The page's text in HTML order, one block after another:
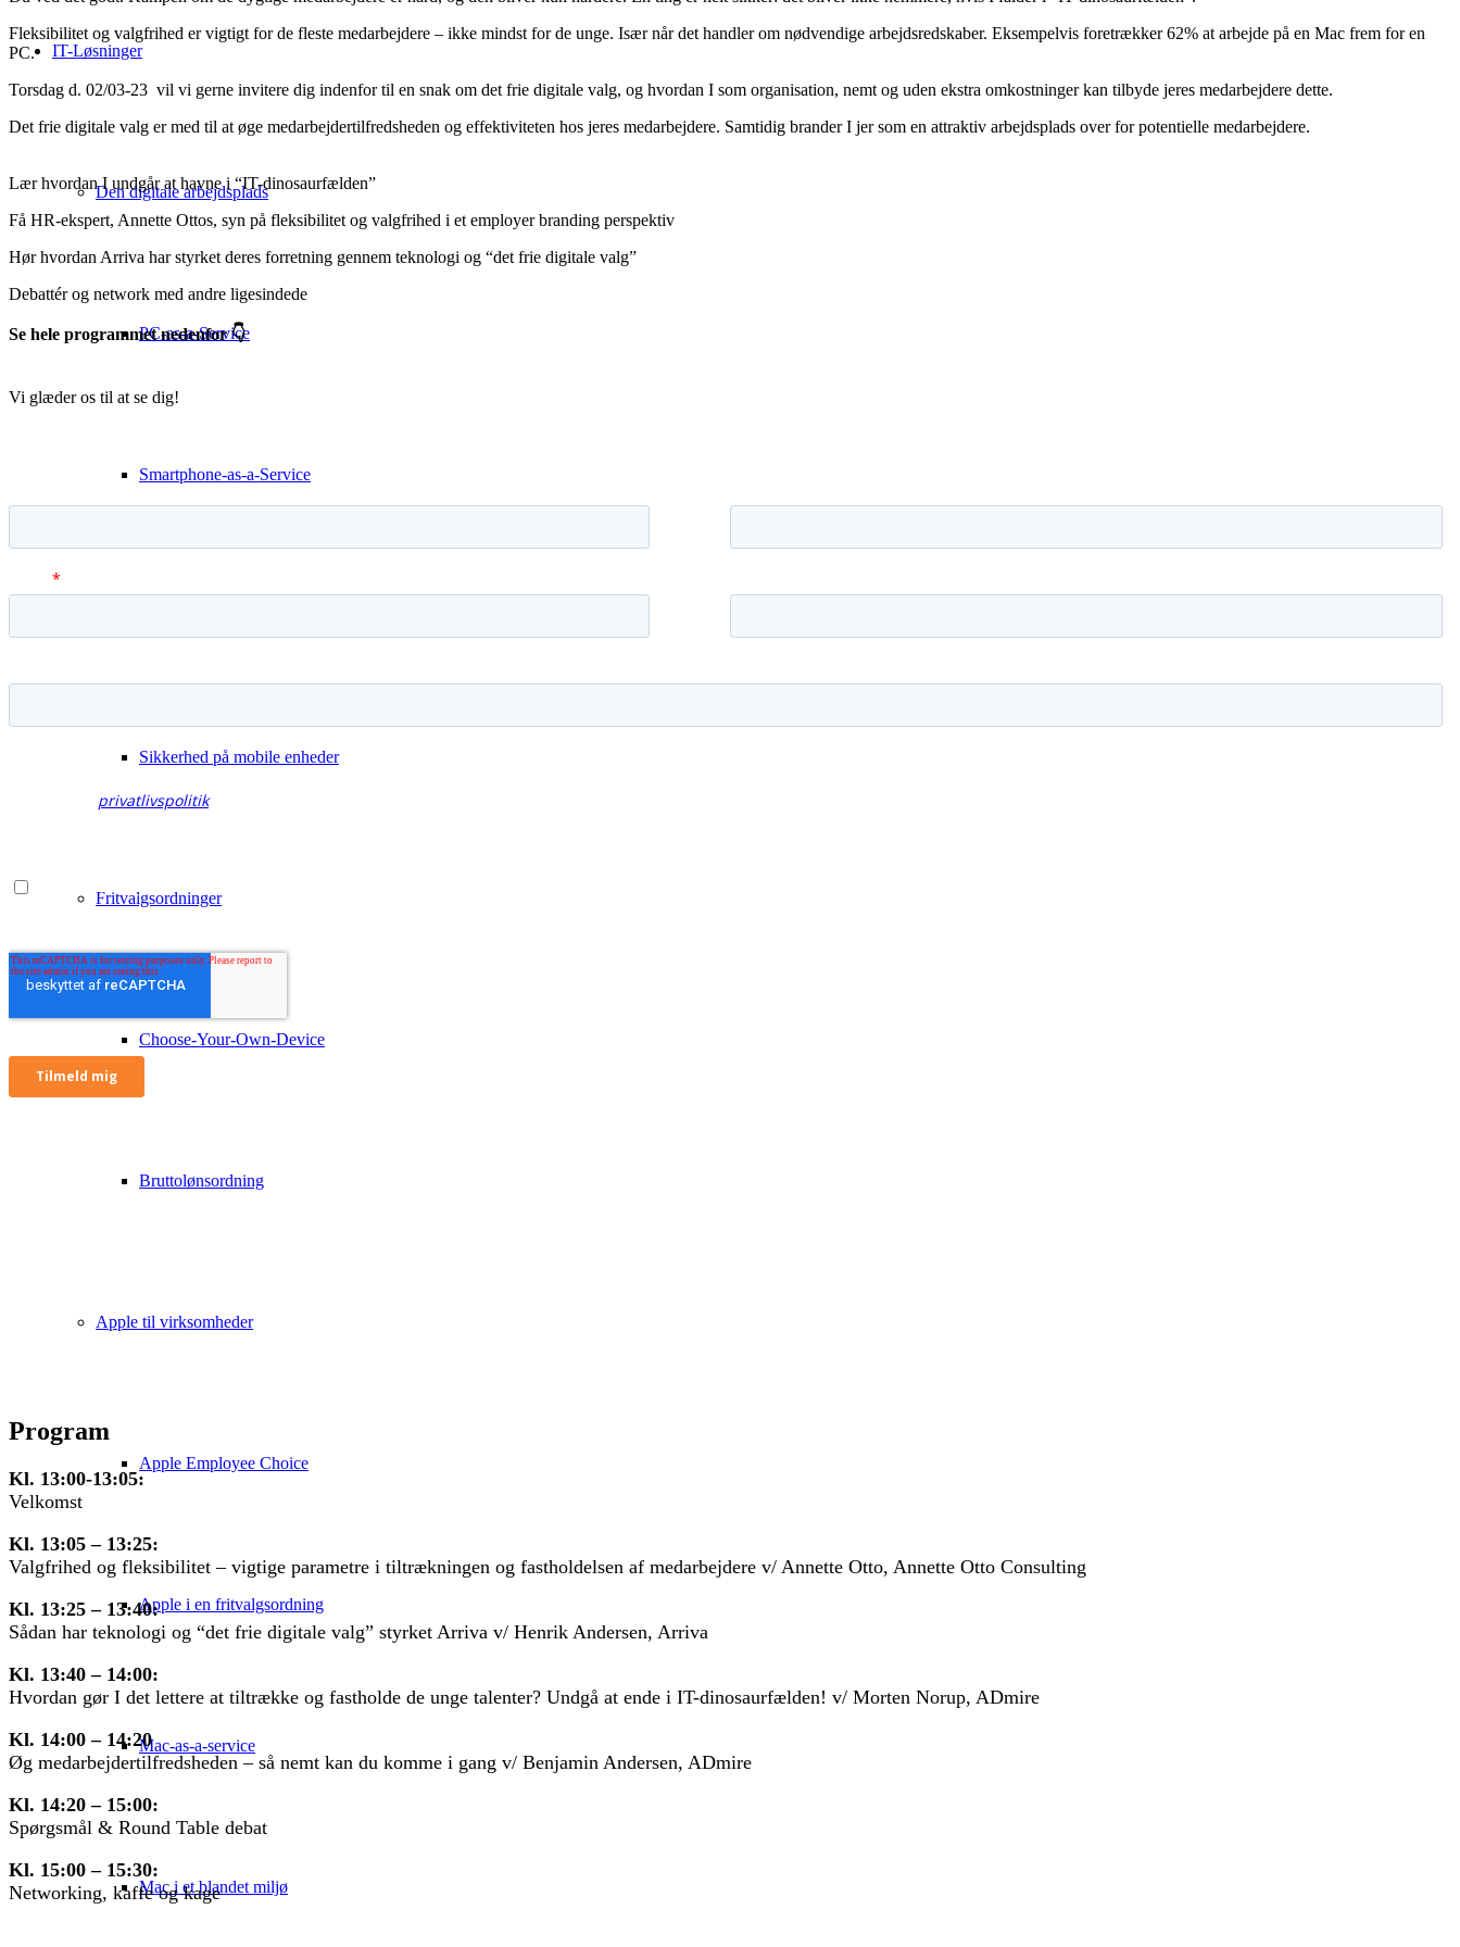
IT-Løsninger
Den digitale arbejdsplads
PC-as-a-Service
Smartphone-as-a-Service
Sikkerhed på mobile enheder
Fritvalgsordninger
Choose-Your-Own-Device
Bruttolønsordning
Apple til virksomheder
Apple Employee Choice
Apple i en fritvalgsordning
Mac-as-a-service
Mac i et blandet miljø
Fleksibilitet og valgfrihed er vigtigt for de fleste medarbejdere – ikke mindst for de unge. Især når det handler om nødvendige arbejdsredskaber. Eksempelvis foretrækker 62% at arbejde på en Mac frem for en
PC.
Torsdag d. 02/03-23 vil vi gerne invitere dig indenfor til en snak om det frie digitale valg, og hvordan I som organisation, nemt og uden ekstra omkostninger kan tilbyde jeres medarbejdere dette.
Det frie digitale valg er med til at øge medarbejdertilfredsheden og effektiviteten hos jeres medarbejdere. Samtidig brander I jer som en attraktiv arbejdsplads over for potentielle medarbejdere.
Lær hvordan I undgår at havne i “IT-dinosaurfælden”
Få HR-ekspert, Annette Ottos, syn på fleksibilitet og valgfrihed i et employer branding perspektiv
Hør hvordan Arriva har styrket deres forretning gennem teknologi og “det frie digitale valg”
Debattér og network med andre ligesindede
Se hele programmet nedenfor 👇
Vi glæder os til at se dig!
Program
Kl. 13:00-13:05:
Velkomst
Kl. 13:05 – 13:25:
Valgfrihed og fleksibilitet – vigtige parametre i tiltrækningen og fastholdelsen af medarbejdere v/ Annette Otto, Annette Otto Consulting
Kl. 13:25 – 13:40:
Sådan har teknologi og “det frie digitale valg” styrket Arriva v/ Henrik Andersen, Arriva
Kl. 13:40 – 14:00:
Hvordan gør I det lettere at tiltrække og fastholde de unge talenter? Undgå at ende i IT-dinosaurfælden! v/ Morten Norup, ADmire
Kl. 14:00 – 14:20
Øg medarbejdertilfredsheden – så nemt kan du komme i gang v/ Benjamin Andersen, ADmire
Kl. 14:20 – 15:00:
Spørgsmål & Round Table debat
Kl. 15:00 – 15:30:
Networking, kaffe og kage